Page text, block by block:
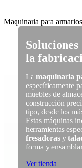
content
Maquinaria para armarios
la
La maquinaria
específicamente
muebles de
construcción
tipo, desde los
Estas máquinas
herramientas
fresadorasy
forma y
Ver tienda